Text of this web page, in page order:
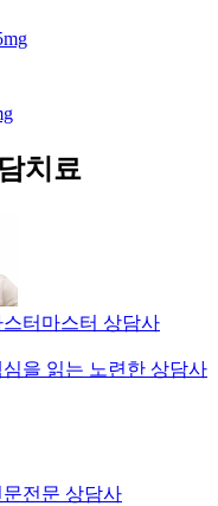
치료
터 마스터 상담사
을 읽는 노련한 상담사
전문 상담사